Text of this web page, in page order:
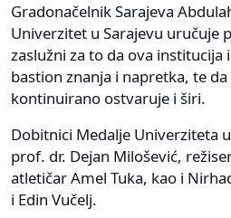
Gradonačelnik Sarajeva
Univerzitet u Sarajevu uručuje
zaslužni za to da ova institucija
bastion znanja i napretka, te
kontinuirano ostvaruje i širi.
Dobitnici Medalje Univerziteta
prof. dr. Dejan Milošević,
atletičar Amel Tuka, kao i
i Edin Vučelj.